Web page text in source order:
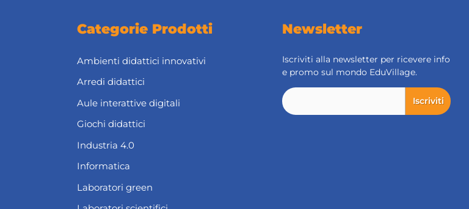
Categorie Prodotti
Ambienti didattici innovativi
Arredi didattici
Aule interattive digitali
Giochi didattici
Industria 4.0
Informatica
Laboratori green
Newsletter
Iscriviti alla newsletter per ricevere info
e promo sul mondo EduVillage.